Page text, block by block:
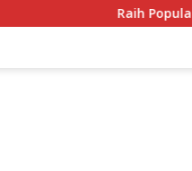
Raih Popular